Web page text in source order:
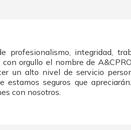
profesionalismo, integridad,
orgullo el nombre de
un alto nivel de servicio
seguros que
con nosotros.